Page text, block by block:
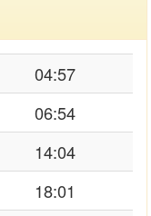
04:57
06:54
14:04
18:01